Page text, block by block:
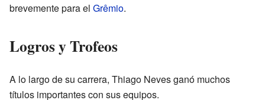
brevemente para el Grêmio.
Logros y Trofeos
A lo largo de su carrera, Thiago Neves ganó muchos
títulos importantes con sus equipos.